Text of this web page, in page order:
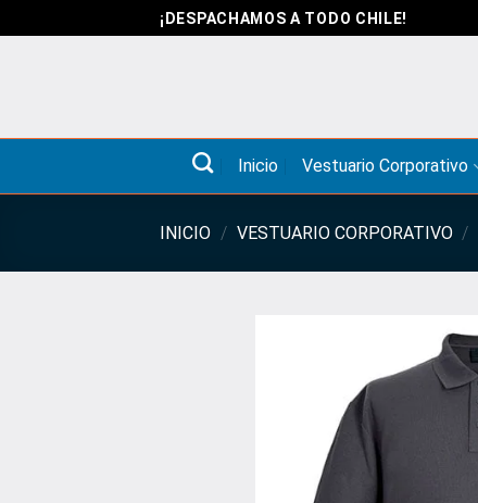
al
¡DESPACHAMOS A TODO CHILE!
Inicio Vestuario Corporativo
INICIO / VESTUARIO CORPORATIVO /